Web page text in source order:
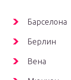
Барселона
Берлин
Вена